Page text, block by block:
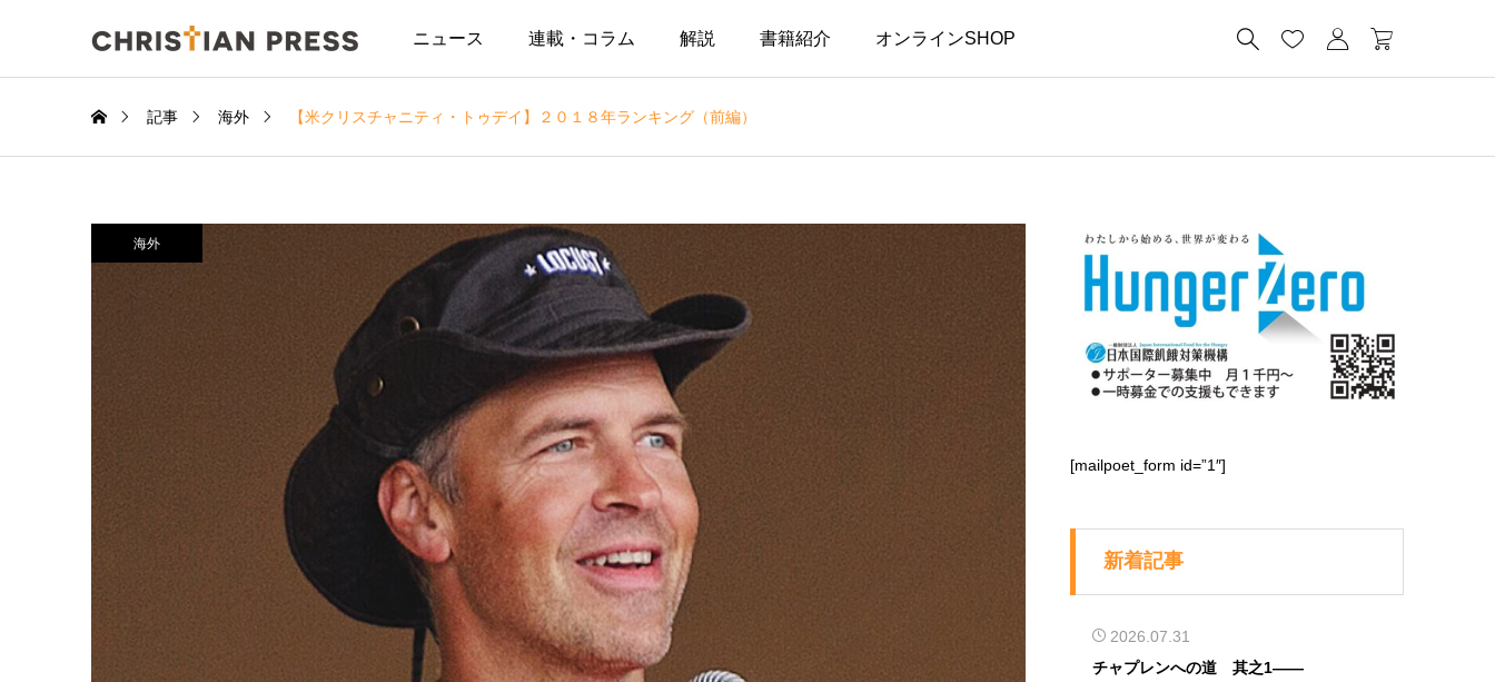
ニュース 連載・コラム 解説 書籍紹介 オンラインSHOP    
記事 海外 【米クリスチャニティ・トゥデイ】２０１８年ランキング（前編）
海外
[mailpoet_form id=”1″]
新着記事
2026.07.31
チャプレンへの道 其之1――